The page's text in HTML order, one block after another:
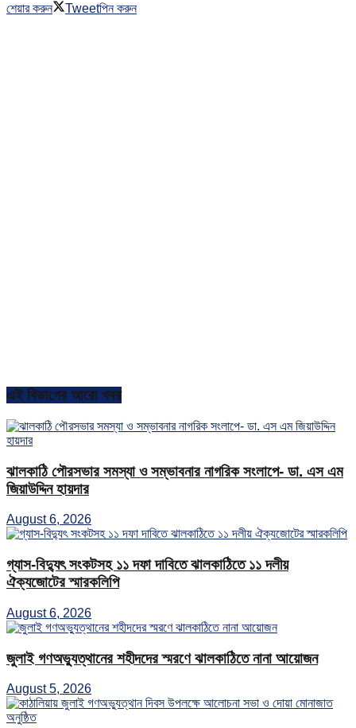
শেয়ার করুন Tweetপিন করুন
এই বিভাগের আরো খবর
ঝালকাঠি পৌরসভার সমস্যা ও সম্ভাবনার নাগরিক সংলাপে- ডা. এস এম
জিয়াউদ্দিন হায়দার
August 6, 2026
গ্যাস-বিদ্যুৎ সংকটসহ ১১ দফা দাবিতে ঝালকাঠিতে ১১ দলীয়
ঐক্যজোটের স্মারকলিপি
August 6, 2026
জুলাই গণঅভ্যুত্থানের শহীদদের স্মরণে ঝালকাঠিতে নানা আয়োজন
August 5, 2026